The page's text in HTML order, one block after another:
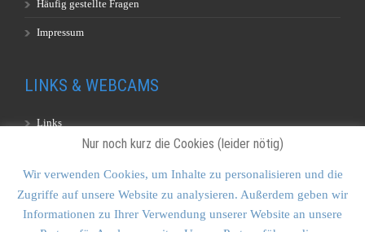
Häufig gestellte Fragen
Impressum
LINKS & WEBCAMS
Links
KONTAKT & SITEMAP
Nur noch kurz die Cookies (leider nötig)
Wir verwenden Cookies, um Inhalte zu personalisieren und die
Zugriffe auf unsere Website zu analysieren. Außerdem geben wir
Informationen zu Ihrer Verwendung unserer Website an unsere